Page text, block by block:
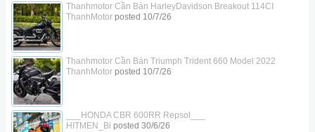
Thanhmotor Cần Bán HarleyDavidson Breakout 114CI
ThanhMotorposted 10/7/26
Thanhmotor Cần Bán Triumph Trident 660 Model 2022
ThanhMotorposted 10/7/26
___HONDA CBR 600RR Repsol___
HITMEN_Bi posted 30/6/26